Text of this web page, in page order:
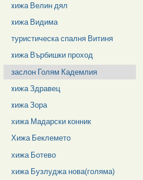
xижа Велин дял
xижа Видима
туристическа спалня Витиня
xижа Върбишки проход
заслон Голям Кадемлия
xижа Здравец
xижа Зора
хижа Мадарски конник
Хижа Беклемето
хижа Ботево
хижа Бузлуджа нова(голяма)